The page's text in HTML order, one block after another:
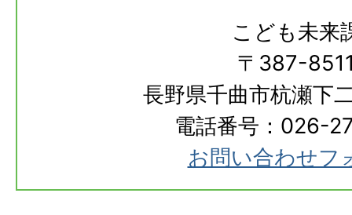
こども未来
〒387-
長野県千曲市杭瀬下
電話番号：026-
お問い合わせフ